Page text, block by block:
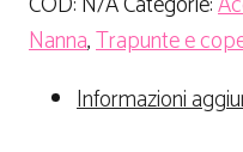
Nanna,Trapunte e
Informazioni